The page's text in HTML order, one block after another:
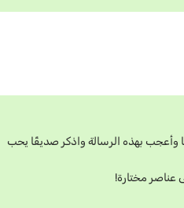
وأعجب بهذه الرسالة واذكر صديقًا يحب